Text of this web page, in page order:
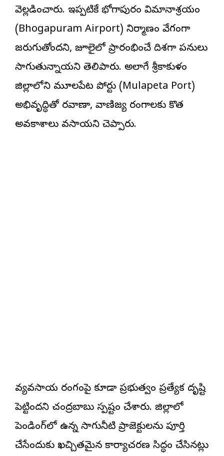
వెల్లడించారు. ఇప్పటికే భోగాపురం విమానాశ్రయం
(Bhogapuram Airport) నిర్మాణం వేగంగా
జరుగుతోందని, జూలైలో ప్రారంభించే దిశగా పనులు
సాగుతున్నాయని తెలిపారు. అలాగే శ్రీకాకుళం
జిల్లాలోని మూలపేట పోర్టు (Mulapeta Port)
అభివృద్ధితో రవాణా, వాణిజ్య రంగాలకు కొత్త
అవకాశాలు వస్తాయని చెప్పారు.
వ్యవసాయ రంగంపై కూడా ప్రభుత్వం ప్రత్యేక దృష్టి
పెట్టిందని చంద్రబాబు స్పష్టం చేశారు. జిల్లాలో
పెండింగ్‌లో ఉన్న సాగునీటి ప్రాజెక్టులను పూర్తి
చేసేందుకు ఖచ్చితమైన కార్యాచరణ సిద్ధం చేసినట్లు